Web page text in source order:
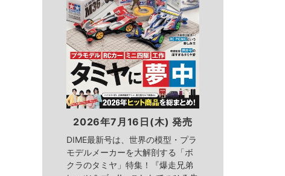
2026年7月16日(木) 発売
DIME最新号は、世界の模型・プラ
モデルメーカーを大解剖する「ボ
クラのタミヤ」特集！『爆走兄弟